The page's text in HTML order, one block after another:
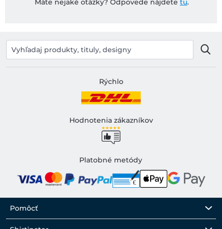
Máte nejaké otázky? Odpovede nájdete tu.
Rýchlo
Hodnotenia zákazníkov
Platobné metódy
Pomôcť